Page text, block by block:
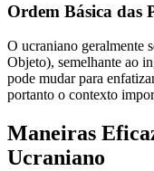
Ordem Básica das
O ucraniano geralmente
Objeto), semelhante ao
pode mudar para
portanto o contexto
Maneiras
Ucraniano